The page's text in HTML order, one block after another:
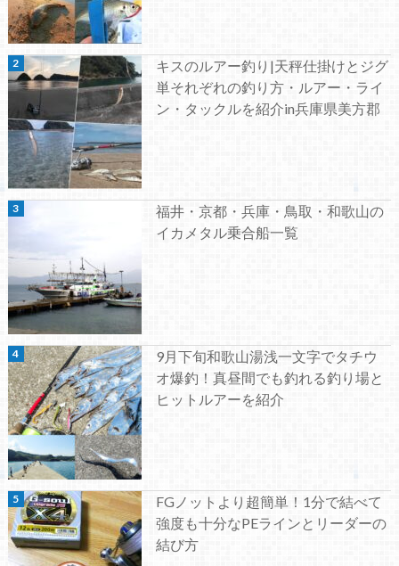
キスのルアー釣り|天秤仕掛けとジグ
単それぞれの釣り方・ルアー・ライ
ン・タックルを紹介in兵庫県美方郡
福井・京都・兵庫・鳥取・和歌山の
イカメタル乗合船一覧
9月下旬和歌山湯浅一文字でタチウ
オ爆釣！真昼間でも釣れる釣り場と
ヒットルアーを紹介
FGノットより超簡単！1分で結べて
強度も十分なPEラインとリーダーの
結び方